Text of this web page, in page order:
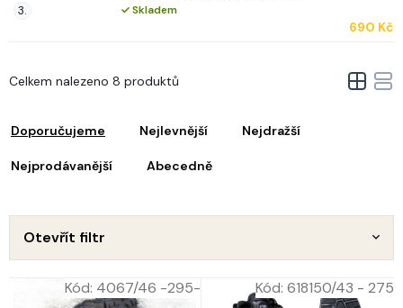
Skladem
690 Kč
Doporučujeme Nejlevnější Nejdražší
Nejprodávanější Abecedně
Celkem nalezeno 8 produktů
Otevřít filtr
V
ý
i
p
o
Kód: 4067/46 -295- Kód: 618150/43 - 275